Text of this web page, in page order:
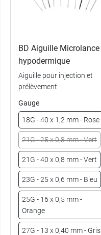
BD Aiguille Microlance
hypodermique
Aiguille pour injection et
prélèvement
Gauge
18G - 40 x 1,2 mm - Rose
21G - 25 x 0,8 mm - Vert
21G - 40 x 0,8 mm - Vert
23G - 25 x 0,6 mm - Bleu
25G - 16 x 0,5 mm -
Orange
27G - 13 x 0,40 mm - Gris